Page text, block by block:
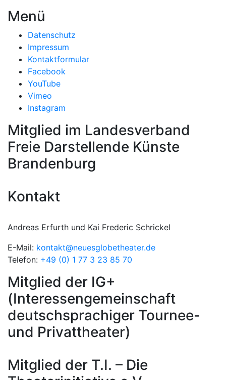
Menü
Datenschutz
Impressum
Kontaktformular
Facebook
YouTube
Vimeo
Instagram
Mitglied im Landesverband
Freie Darstellende Künste
Brandenburg
Kontakt
Andreas Erfurth und Kai Frederic Schrickel
E-Mail: kontakt@neuesglobetheater.de
Telefon: +49 (0) 1 77 3 23 85 70
Mitglied der IG+
(Interessengemeinschaft
deutschsprachiger Tournee-
und Privattheater)
Mitglied der T.I. – Die